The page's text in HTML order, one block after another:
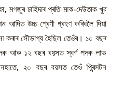
মগজুৰ চাহিদাৰ প্ৰতি মাক-দেউতাক খুৱ
আদিত উচ্চ শ্ৰেণী গ্ৰহণ কৰিবলৈ দিয়া
কৰাৰ সৌভাগ্য হৈছিল তেওঁৰ। ১০ বছৰ
আৰু ১২ বছৰ বয়সত স্বৰ্ণ পদক লাভ
২০ বছৰ বয়সত তেওঁ প্ৰিন্সটন